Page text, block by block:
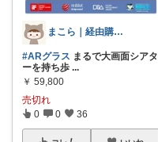
まこら｜経由購入ありがとうございます✨
#ARグラス まるで大画面シアタ
ーを持ち歩 ...
￥ 59,800
売切れ
0 0 36